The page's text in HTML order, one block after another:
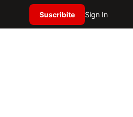
Suscribite Sign In